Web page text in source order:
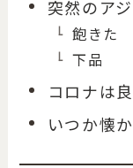
突然のア
飽きた
下品
コロナは
いつか懐